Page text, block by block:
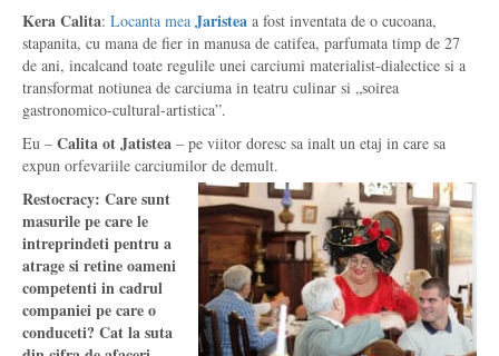
Kera Calita: Locanta mea Jaristea a fost inventata de o cucoana,
stapanita, cu mana de fier in manusa de catifea, parfumata timp de 27
de ani, incalcand toate regulile unei carciumi materialist-dialectice si a
transformat notiunea de carciuma in teatru culinar si „soirea
gastronomico-cultural-artistica”.
Eu – Calita ot Jatistea – pe viitor doresc sa inalt un etaj in care sa
expun orfevariile carciumilor de demult.
Restocracy: Care sunt
masurile pe care le
intreprindeti pentru a
atrage si retine oameni
competenti in cadrul
companiei pe care o
conduceti? Cat la suta